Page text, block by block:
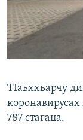
ТIаьххьарчу
787 стагаца.